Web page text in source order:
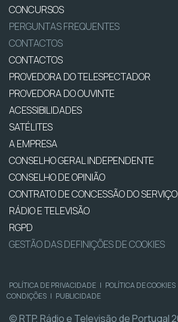
CONCURSOS
PERGUNTAS FREQUENTES
CONTACTOS
CONTACTOS
PROVEDORA DO TELESPECTADOR
PROVEDORA DO OUVINTE
ACESSIBILIDADES
SATÉLITES
A EMPRESA
CONSELHO GERAL INDEPENDENTE
CONSELHO DE OPINIÃO
CONTRATO DE CONCESSÃO DO
RÁDIO E TELEVISÃO
RGPD
GESTÃO DAS DEFINIÇÕES DE COOKIES
POLÍTICA DE PRIVACIDADE | POLÍTICA DE COOKIES
CONDIÇÕES | PUBLICIDADE
© RTP, Rádio e Televisão de Portugal